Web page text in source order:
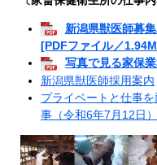
新潟県獣医師募
[PDFファイル／
写真で見る家保
新潟県獣医師採用案内
プライベートと仕事
事（令和6年7月12日）